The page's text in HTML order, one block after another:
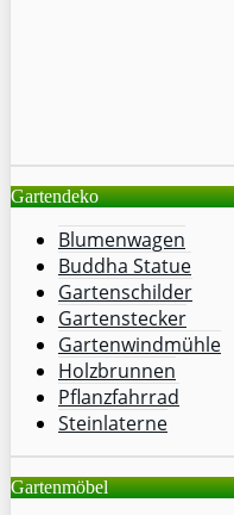
Gartendeko
Blumenwagen
Buddha Statue
Gartenschilder
Gartenstecker
Gartenwindmühle
Holzbrunnen
Pflanzfahrrad
Steinlaterne
Gartenmöbel